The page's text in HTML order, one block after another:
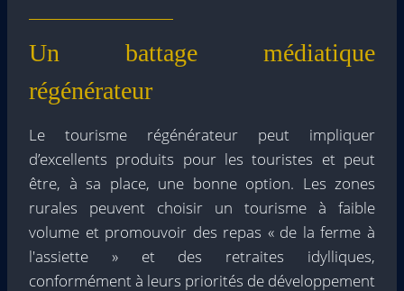
Un battage médiatique
régénérateur
Le tourisme régénérateur peut impliquer
d’excellents produits pour les touristes et peut
être, à sa place, une bonne option. Les zones
rurales peuvent choisir un tourisme à faible
volume et promouvoir des repas « de la ferme à
l'assiette » et des retraites idylliques,
conformément à leurs priorités de développement